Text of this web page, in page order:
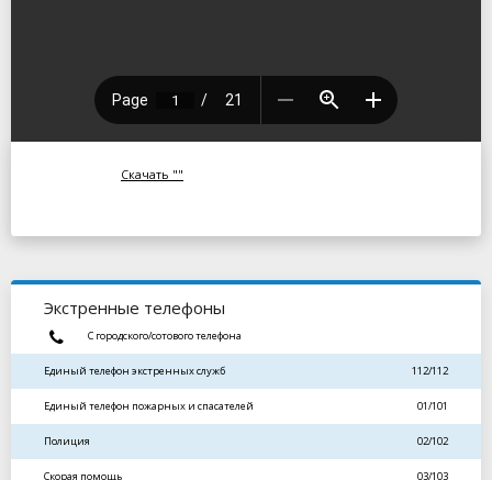
Скачать ""
Экстренные телефоны
С городского/сотового телефона
Единый телефон экстренных служб 112/112
Единый телефон пожарных и спасателей 01/101
Полиция 02/102
Скорая помощь 03/103